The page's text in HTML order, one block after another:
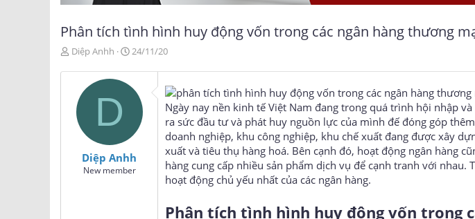
Phân tích tình hình huy động vốn trong các ngân hàng thương
T
r
Diệp Anhh
N
à
y
24/11/20
D
Diệp Anhh
New member
Ngày nay nền kinh tế Việt Nam đang trong quá trình hội nhập
ra sức đầu tư và phát huy nguồn lực của mình đế đóng góp
doanh nghiệp, khu công nghiệp, khu chế xuất đang được xây
xuất và tiêu thụ hàng hoá. Bên cạnh đó, hoạt động ngân hàng
hàng cung cấp nhiều sản phẩm dịch vụ để cạnh tranh với nhau.
hoạt động chủ yếu nhất của các ngân hàng.
Phân tích tình hình huy động vốn trong